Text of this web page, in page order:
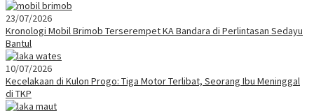
23/07/2026
Kronologi Mobil Brimob Terserempet KA Bandara di Perlintasan Sedayu
Bantul
10/07/2026
Kecelakaan di Kulon Progo: Tiga Motor Terlibat, Seorang Ibu Meninggal
di TKP